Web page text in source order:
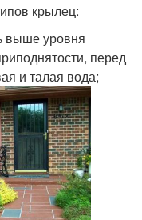
крылец:
выше уровня
перед
и талая вода;